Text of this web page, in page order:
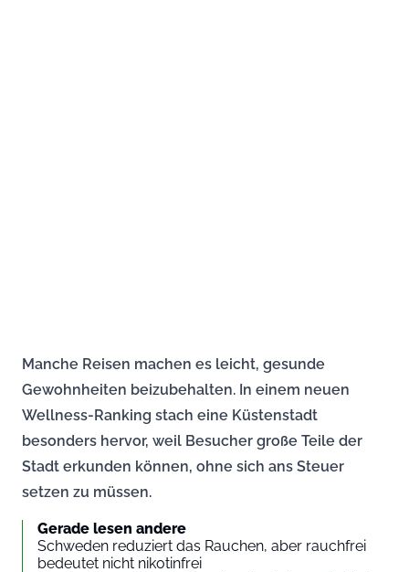
Manche Reisen machen es leicht, gesunde
Gewohnheiten beizubehalten. In einem neuen
Wellness-Ranking stach eine Küstenstadt
besonders hervor, weil Besucher große Teile der
Stadt erkunden können, ohne sich ans Steuer
setzen zu müssen.
Gerade lesen andere
Schweden reduziert das Rauchen, aber rauchfrei
bedeutet nicht nikotinfrei